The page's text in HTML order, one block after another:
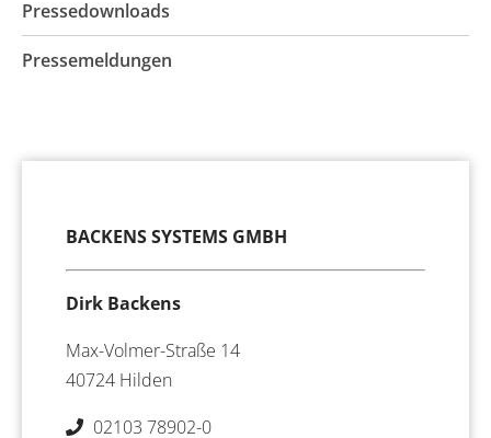
Pressedownloads
Pressemeldungen
BACKENS SYSTEMS GMBH
Dirk Backens
Max-Volmer-Straße 14
40724 Hilden
02103 78902-0